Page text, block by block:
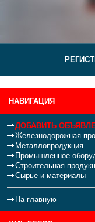
НАВИГАЦИЯ
ДОБАВИТЬ
Железнодорожная
Металлопродукция
Промышленное
Строительная
Сырье и материалы
На главную